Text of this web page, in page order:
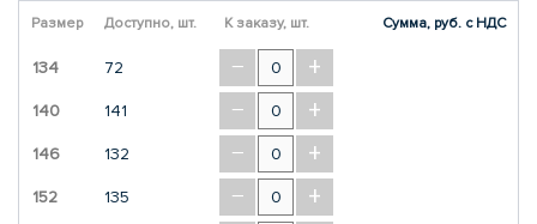
Размер Доступно, шт. К заказу, шт. Сумма, руб. с НДС
134 72 − +
140 141 − +
146 132 − +
152 135 − +